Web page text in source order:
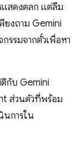
สดงตลก แต่ลืม
ยงถาม Gemini
รรมจากตั๋วเพื่อหา
ติกับ Gemini
ส่วนตัวที่พร้อม
นการใน